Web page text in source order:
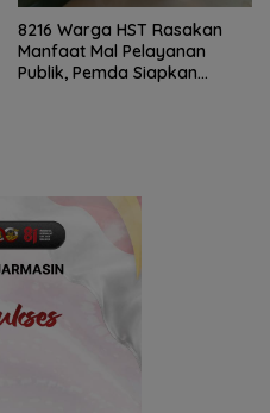
8216 Warga HST Rasakan
Manfaat Mal Pelayanan
Publik, Pemda Siapkan